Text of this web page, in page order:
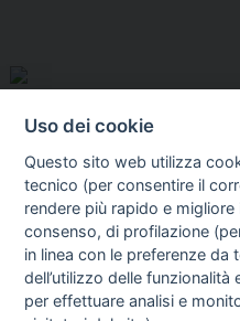
I libri
Uso dei cookie
Questo sito web utilizza
tecnico (per consentire il
rendere più rapido e
consenso, di profilazione
in linea con le preferenze da
dell’utilizzo delle
per effettuare analisi e